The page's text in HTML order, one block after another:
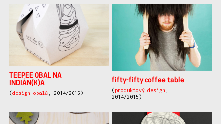
další
práce
TEEPEE OBAL NA
INDIÁN(K)A
(design obalů, 2014/2015)
fifty-fifty coffee table
(produktový design
2014/2015)